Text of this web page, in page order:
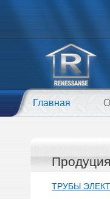
Главная
Продуция
ТРУБЫ